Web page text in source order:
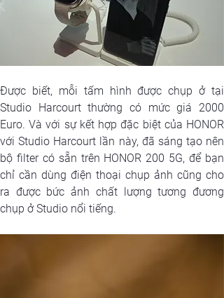
Được biết, mỗi tấm hình được chụp ở tại
Studio Harcourt thường có mức giá 2000
Euro. Và với sự kết hợp đặc biệt của HONOR
với Studio Harcourt lần này, đã sáng tạo nên
bộ filter có sẵn trên HONOR 200 5G, để bạn
chỉ cần dùng điện thoại chụp ảnh cũng cho
ra được bức ảnh chất lượng tương đương
chụp ở Studio nổi tiếng.